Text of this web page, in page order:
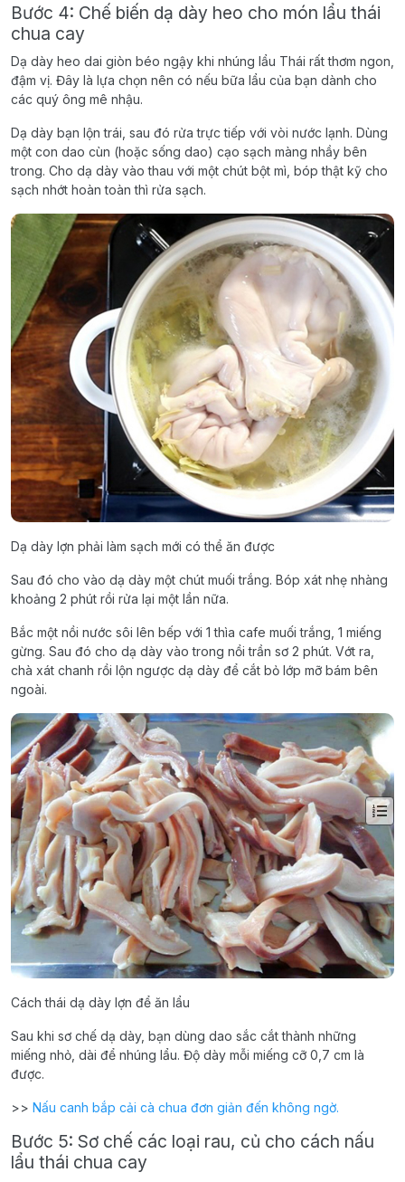
Bước 4: Chế biến dạ dày heo cho món lẩu thái
chua cay
Dạ dày heo dai giòn béo ngậy khi nhúng lẩu Thái rất thơm ngon,
đậm vị. Đây là lựa chọn nên có nếu bữa lẩu của bạn dành cho
các quý ông mê nhậu.
Dạ dày bạn lộn trái, sau đó rửa trực tiếp với vòi nước lạnh. Dùng
một con dao cùn (hoặc sống dao) cạo sạch màng nhầy bên
trong. Cho dạ dày vào thau với một chút bột mì, bóp thật kỹ cho
sạch nhớt hoàn toàn thì rửa sạch.
Dạ dày lợn phải làm sạch mới có thể ăn được
Sau đó cho vào dạ dày một chút muối trắng. Bóp xát nhẹ nhàng
khoảng 2 phút rồi rửa lại một lần nữa.
Bắc một nồi nước sôi lên bếp với 1 thìa cafe muối trắng, 1 miếng
gừng. Sau đó cho dạ dày vào trong nồi trần sơ 2 phút. Vớt ra,
chà xát chanh rồi lộn ngược dạ dày để cắt bỏ lớp mỡ bám bên
ngoài.
Cách thái dạ dày lợn để ăn lẩu
Sau khi sơ chế dạ dày, bạn dùng dao sắc cắt thành những
miếng nhỏ, dài để nhúng lẩu. Độ dày mỗi miếng cỡ 0,7 cm là
được.
>> Nấu canh bắp cải cà chua đơn giản đến không ngờ.
Bước 5: Sơ chế các loại rau, củ cho cách nấu
lẩu thái chua cay